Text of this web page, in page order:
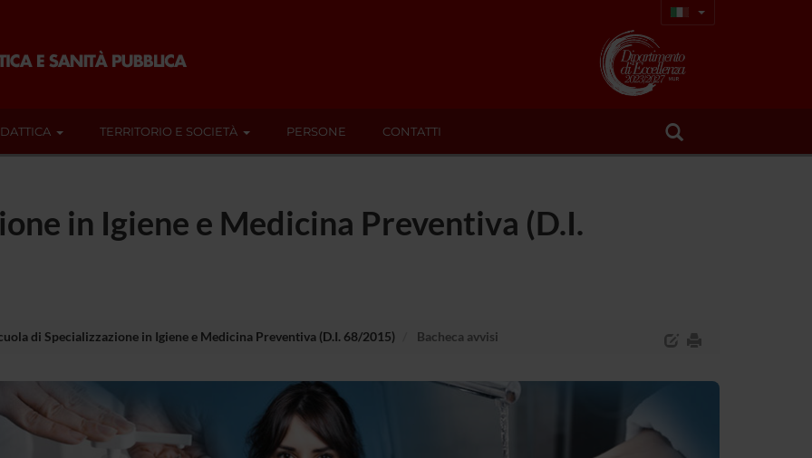
TERRITORIO E SOCIETÀ PERSONE CONTATTI
in Igiene e Medicina Preventiva (D.I.
di Specializzazione in Igiene e Medicina Preventiva (D.I. 68/2015) Bacheca avvisi